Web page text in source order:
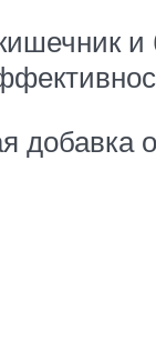
и
добавка